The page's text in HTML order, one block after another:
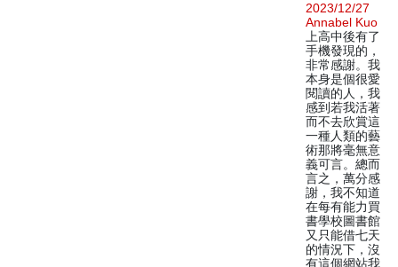
2023/12/27
Annabel Kuo
上高中後有了
手機發現的，
非常感謝。我
本身是個很愛
閱讀的人，我
感到若我活著
而不去欣賞這
一種人類的藝
術那將毫無意
義可言。總而
言之，萬分感
謝，我不知道
在每有能力買
書學校圖書館
又只能借七天
的情況下，沒
有這個網站我